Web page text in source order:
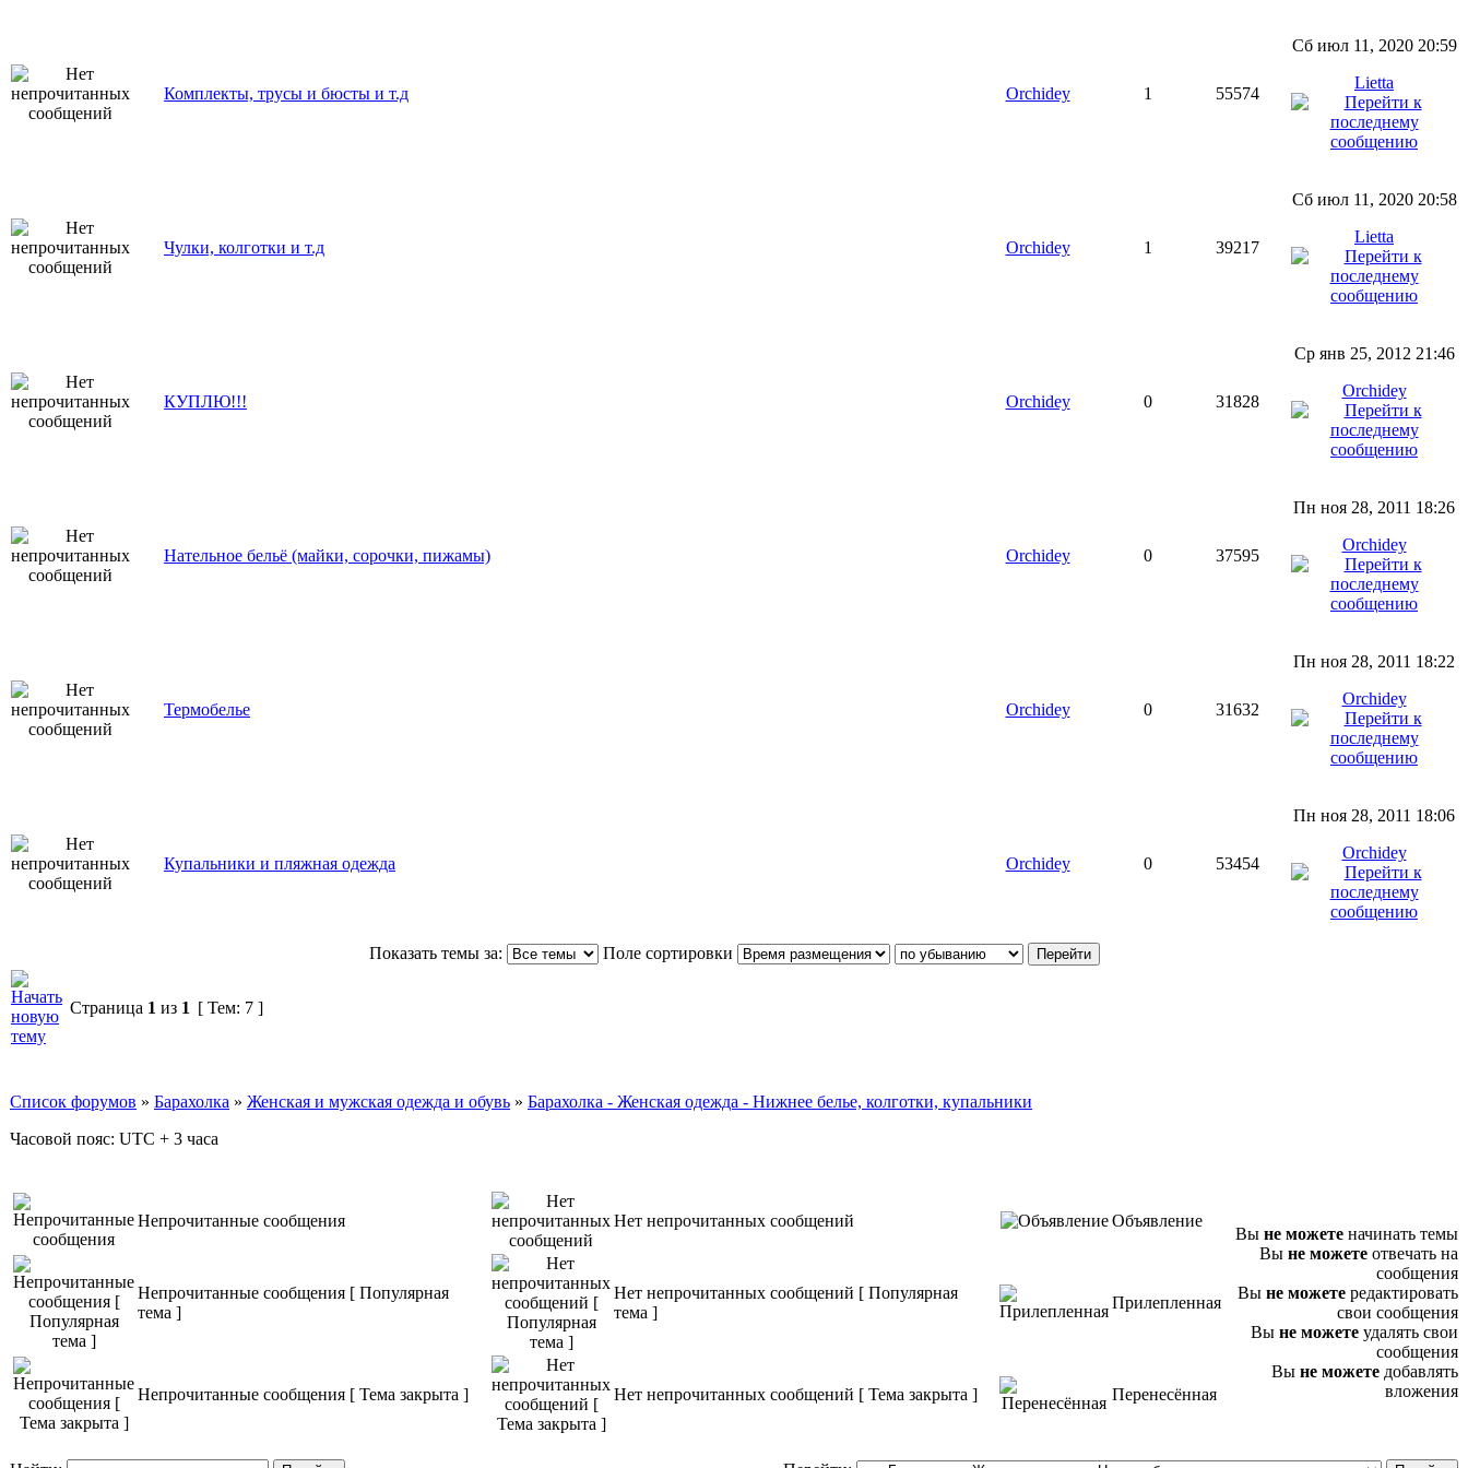
Комплекты, трусы и бюсты и т.д Orchidey 1 55574
Сб июл 11, 2020 20:59
Lietta
Чулки, колготки и т.д Orchidey 1 39217
Сб июл 11, 2020 20:58
Lietta
КУПЛЮ!!! Orchidey 0 31828
Ср янв 25, 2012 21:46
Orchidey
Нательное бельё (майки, сорочки, пижамы) Orchidey 0 37595
Пн ноя 28, 2011 18:26
Orchidey
Термобелье Orchidey 0 31632
Пн ноя 28, 2011 18:22
Orchidey
Купальники и пляжная одежда Orchidey 0 53454
Пн ноя 28, 2011 18:06
Orchidey
Показать темы за: Поле сортировки
Страница 1 из 1 [ Тем: 7 ]
Список форумов » Барахолка » Женская и мужская одежда и обувь » Барахолка - Женская одежда - Нижнее белье, колготки, купальники
Часовой пояс: UTC + 3 часа
Непрочитанные сообщения Нет непрочитанных сообщений Объявление
Непрочитанные сообщения [ Популярная
тема ]
Нет непрочитанных сообщений [ Популярная
тема ]
Прилепленная
Непрочитанные сообщения [ Тема закрыта ] Нет непрочитанных сообщений [ Тема закрыта ] Перенесённая
Вы не можете начинать темы
Вы не можете отвечать на
сообщения
Вы не можете редактировать
свои сообщения
Вы не можете удалять свои
сообщения
Вы не можете добавлять
вложения